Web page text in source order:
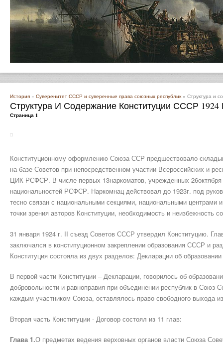
История » Суверенитет СССР и суверенные права союзных республик» Структура и
Структура И Содержание Конституции СССР 1924
Страница 1
Конституционному оформлению Союза ССР предшествовало
на базе Советов при непосредственном участии Всероссийских и
ЦИК РСФСР. В числе первых 13наркоматов, учрежденных
национальностей РСФСР. Наркомнац действовал до 1923г. под
тесно связан с национальными секциями, национальными центрами
точки зрения авторов Конституции, необходимость и
31 января 1924 г. II съезд Советов СССР утвердил Конституцию.
заключался в конституционном закреплении образования СССР и
Конституция состояла из двух разделов: Декларации об
В первой части Конституции – Декларации, говорилось об
добровольности и равноправия при объединении республик в Союз
каждым участником Союза, оставлялось право свободного выхода
Вторая часть Конституции - Договор состоял из 11 глав:
Глава 1.О предметах ведения верховных органов власти Союза